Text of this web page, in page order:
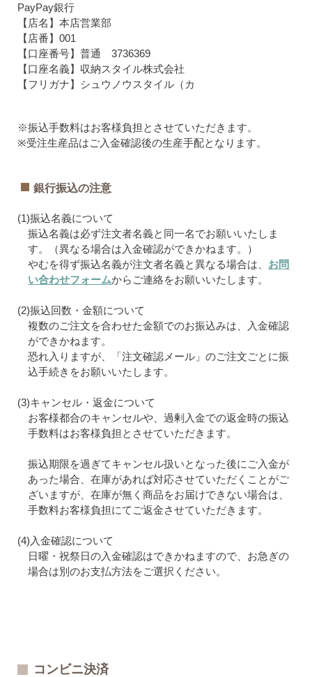
PayPay銀行
【店名】本店営業部
【店番】001
【口座番号】普通 3736369
【口座名義】収納スタイル株式会社
【フリガナ】シュウノウスタイル（カ
※振込手数料はお客様負担とさせていただきます。
※受注生産品はご入金確認後の生産手配となります。
銀行振込の注意
(1)振込名義について
振込名義は必ず注文者名義と同一名でお願いいたしま
す。（異なる場合は入金確認ができかねます。）
やむを得ず振込名義が注文者名義と異なる場合は、 お問
い合わせフォームからご連絡をお願いいたします。
(2)振込回数・金額について
複数のご注文を合わせた金額でのお振込みは、入金確認
ができかねます。
恐れ入りますが、「注文確認メール」のご注文ごとに振
込手続きをお願いいたします。
(3)キャンセル・返金について
お客様都合のキャンセルや、過剰入金での返金時の振込
手数料はお客様負担とさせていただきます。
振込期限を過ぎてキャンセル扱いとなった後にご入金が
あった場合、在庫があれば対応させていただくことがご
ざいますが、在庫が無く商品をお届けできない場合は、
手数料お客様負担にてご返金させていただきます。
(4)入金確認について
日曜・祝祭日の入金確認はできかねますので、お急ぎの
場合は別のお支払方法をご選択ください。
コンビニ決済